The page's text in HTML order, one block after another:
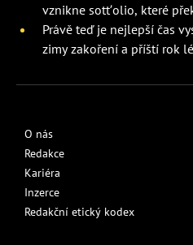
vznikne sott’olio, které
Právě teď je nejlepší čas
zimy zakoření a příští rok
O nás
Redakce
Kariéra
Inzerce
Redakční etický kodex